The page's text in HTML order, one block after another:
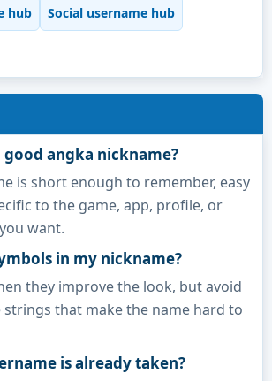
hub Social username hub
good angka nickname?
is short enough to remember, easy
to the game, app, profile, or
want.
in my nickname?
they improve the look, but avoid
that make the name hard to
is already taken?